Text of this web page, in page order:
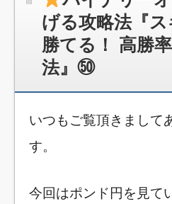
げる攻略法『
勝てる！ 高勝
法』㊿
いつもご覧頂きまして
す。
今回はポンド円を見て